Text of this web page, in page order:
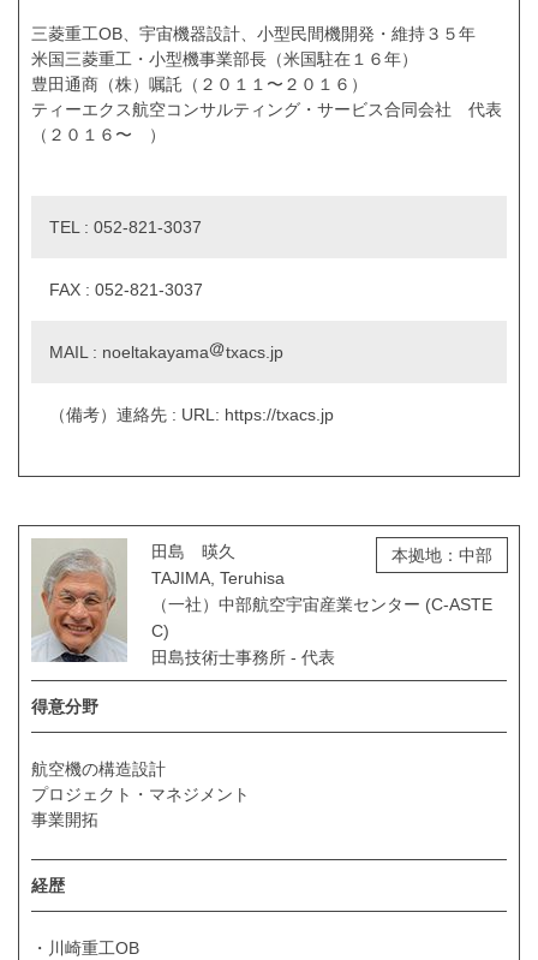
三菱重工OB、宇宙機器設計、小型民間機開発・維持３５年
米国三菱重工・小型機事業部長（米国駐在１６年）
豊田通商（株）嘱託（２０１１〜２０１６）
ティーエクス航空コンサルティング・サービス合同会社 代表
（２０１６〜 ）
TEL : 052-821-3037
FAX : 052-821-3037
MAIL : noeltakayama txacs.jp
（備考）連絡先 : URL: https://txacs.jp
田島 暎久
TAJIMA, Teruhisa
（一社）中部航空宇宙産業センター (C-ASTE
C)
田島技術士事務所 - 代表
本拠地：中部
得意分野
航空機の構造設計
プロジェクト・マネジメント
事業開拓
経歴
・川崎重工OB